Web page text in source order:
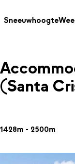
Sneeuwhoogte
(Santa
1428m - 2500m